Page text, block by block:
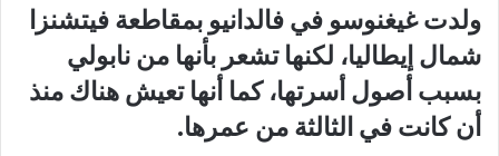
ولدت غيغنوسو في فالدانيو بمقاطعة فيتشنزا
شمال إيطاليا، لكنها تشعر بأنها من نابولي
بسبب أصول أسرتها، كما أنها تعيش هناك منذ
أن كانت في الثالثة من عمرها.